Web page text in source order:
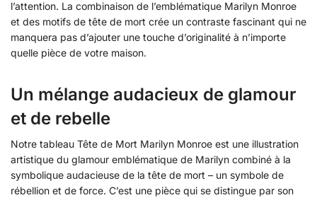
l’attention. La combinaison de l’emblématique Marilyn Monroe
et des motifs de tête de mort crée un contraste fascinant qui ne
manquera pas d’ajouter une touche d’originalité à n’importe
quelle pièce de votre maison.
Un mélange audacieux de glamour
et de rebelle
Notre tableau Tête de Mort Marilyn Monroe est une illustration
artistique du glamour emblématique de Marilyn combiné à la
symbolique audacieuse de la tête de mort – un symbole de
rébellion et de force. C’est une pièce qui se distingue par son